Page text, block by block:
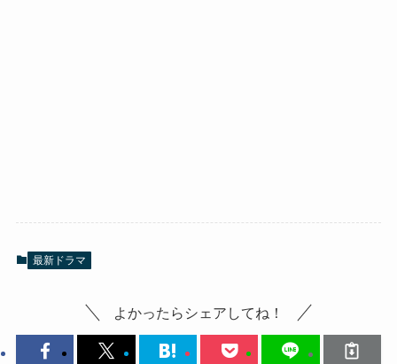
最新ドラマ
よかったらシェアしてね！